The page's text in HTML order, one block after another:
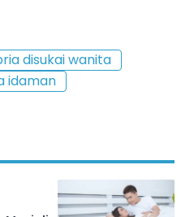
disukai wanita
idaman